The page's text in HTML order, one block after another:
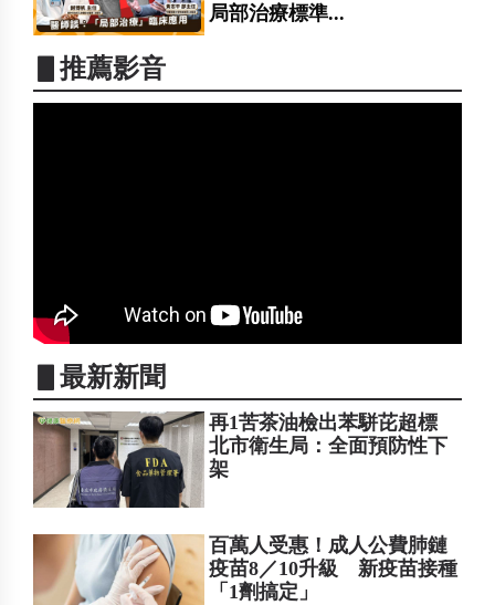
局部治療標準...
▋推薦影音
▋最新新聞
再1苦茶油檢出苯駢芘超標
北市衛生局：全面預防性下
架
百萬人受惠！成人公費肺鏈
疫苗8／10升級 新疫苗接種
「1劑搞定」